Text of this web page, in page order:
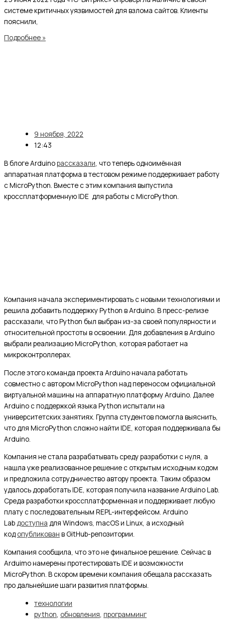
системе критичных уязвимостей для взлома сайтов. Клиенты
пояснили,
Подробнее »
9 ноября, 2022
12:43
В блоге Arduinoрассказали , что теперь одноимённая
аппаратная платформа в тестовом режиме поддерживает работу
с MicroPython. Вместе с этим компания выпустила
кроссплатформенную IDE для работы с MicroPython.
Компания начала экспериментировать с новыми технологиями и
решила добавить поддержку Python в Arduino. В пресс-релизе
рассказали, что Python был выбран из-за своей популярности и
относительной простоты в освоении. Для добавления в Arduino
выбрали реализацию MicroPython, которая работает на
микроконтроллерах.
После этого команда проекта Arduino начала работать
совместно с автором MicroPython над переносом официальной
виртуальной машины на аппаратную платформу Arduino. Далее
Arduino с поддержкой языка Python испытали на
университетских занятиях. Группа студентов помогла выяснить,
что для MicroPython сложно найти IDE, которая поддерживала бы
Arduino.
Компания не стала разрабатывать среду разработки с нуля, а
нашла уже реализованное решение с открытым исходным кодом
и предложила сотрудничество автору проекта. Таким образом
удалось доработать IDE, которая получила название Arduino Lab.
Среда разработки кроссплатформенная и поддерживает любую
плату с последовательным REPL-интерфейсом. Arduino
Labдоступна для Windows, macOS и Linux, а исходный
код опубликован в GitHub-репозитории.
Компания сообщила, что это не финальное решение. Сейчас в
Arduimo намерены протестировать IDE и возможности
MicroPython. В скором времени компания обещала рассказать
про дальнейшие шаги развития платформы.
технологии
python обновления программинг